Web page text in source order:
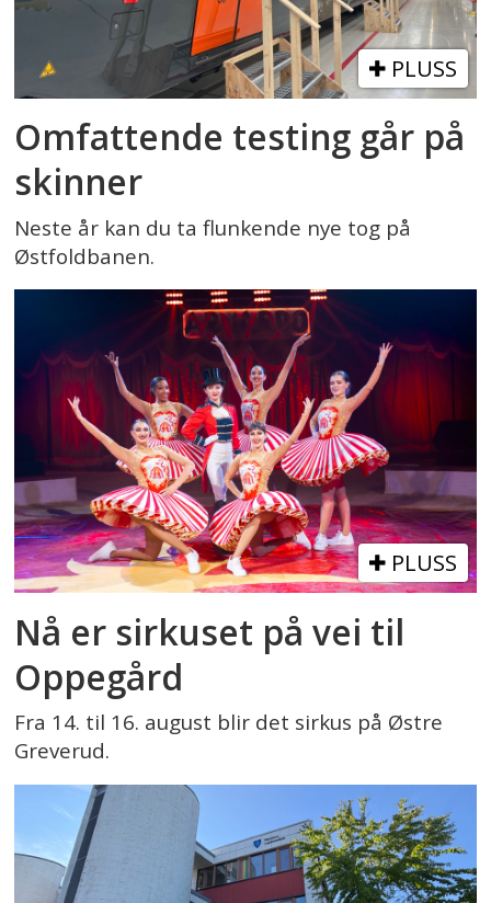
PLUSS
Omfattende testing går på
skinner
Neste år kan du ta flunkende nye tog på
Østfoldbanen.
PLUSS
Nå er sirkuset på vei til
Oppegård
Fra 14. til 16. august blir det sirkus på Østre
Greverud.